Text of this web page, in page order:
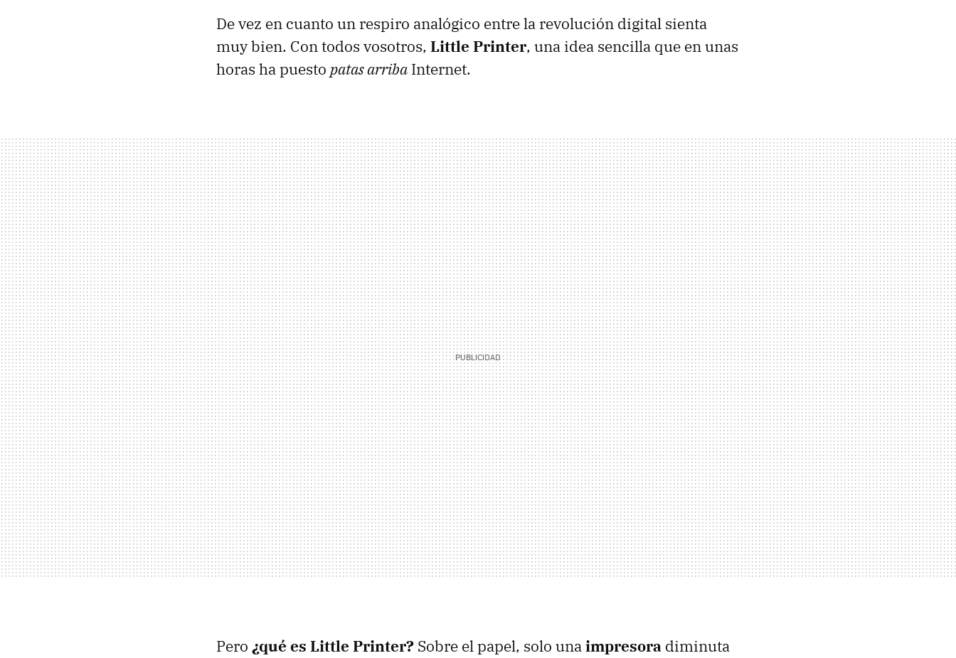
De vez en cuanto un respiro analógico entre la revolución digital sienta
muy bien. Con todos vosotros, Little Printer, una idea sencilla que en unas
horas ha puesto patas arriba Internet.
Pero ¿qué es Little Printer? Sobre el papel, solo unaimpresora diminuta